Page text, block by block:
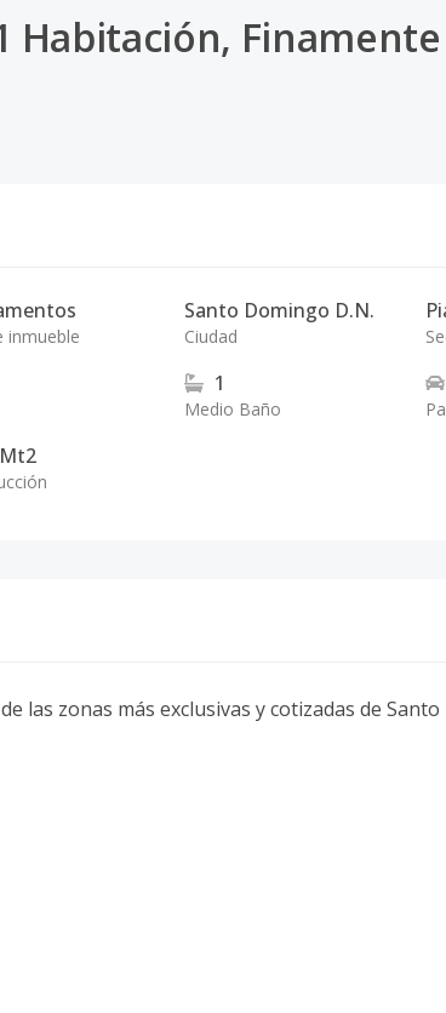
Habitación,
inmueble
Santo Domingo D.N.
Ciudad
1
Medio Baño
Mt2
las zonas más exclusivas y cotizadas de